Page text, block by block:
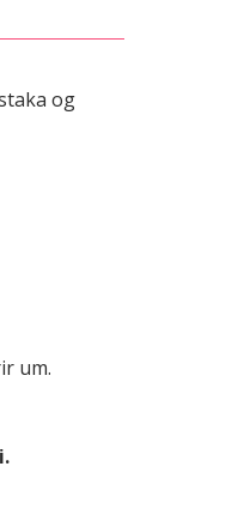
og
um.